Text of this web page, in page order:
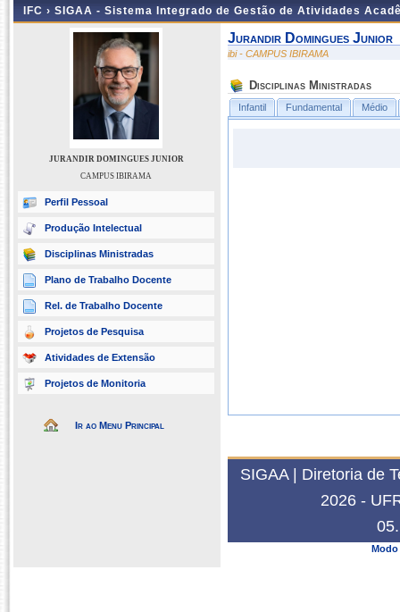
IFC › SIGAA - Sistema Integrado de Gestão de Atividades
JURANDIR DOMINGUES JUNIOR
CAMPUS IBIRAMA
Perfil Pessoal
Produção Intelectual
Disciplinas Ministradas
Plano de Trabalho Docente
Rel. de Trabalho Docente
Projetos de Pesquisa
Atividades de Extensão
Projetos de Monitoria
Ir ao Menu Principal
Jurandir Domingues Junior
ibi - CAMPUS IBIRAMA
Disciplinas Ministradas
Infantil Fundamental Médio
SIGAA | Diretoria de
2026 -
Modo